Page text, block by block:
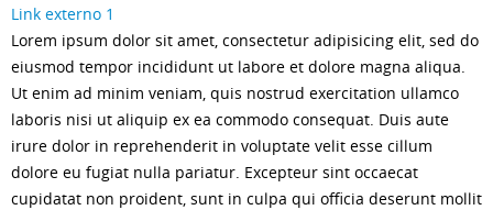
Link externo 1
Lorem ipsum dolor sit amet, consectetur adipisicing elit, sed do
eiusmod tempor incididunt ut labore et dolore magna aliqua.
Ut enim ad minim veniam, quis nostrud exercitation ullamco
laboris nisi ut aliquip ex ea commodo consequat. Duis aute
irure dolor in reprehenderit in voluptate velit esse cillum
dolore eu fugiat nulla pariatur. Excepteur sint occaecat
cupidatat non proident, sunt in culpa qui officia deserunt mollit